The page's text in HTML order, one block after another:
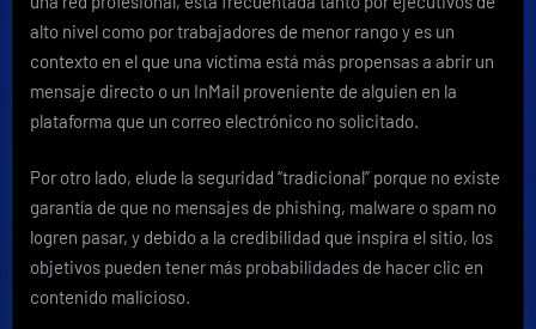
alto nivel como por trabajadores de menor rango y es un
contexto en el que una víctima está más propensas a abrir un
mensaje directo o un InMail proveniente de alguien en la
plataforma que un correo electrónico no solicitado.
Por otro lado, elude la seguridad “tradicional” porque no existe
garantía de que no mensajes de phishing, malware o spam no
logren pasar, y debido a la credibilidad que inspira el sitio, los
objetivos pueden tener más probabilidades de hacer clic en
contenido malicioso.